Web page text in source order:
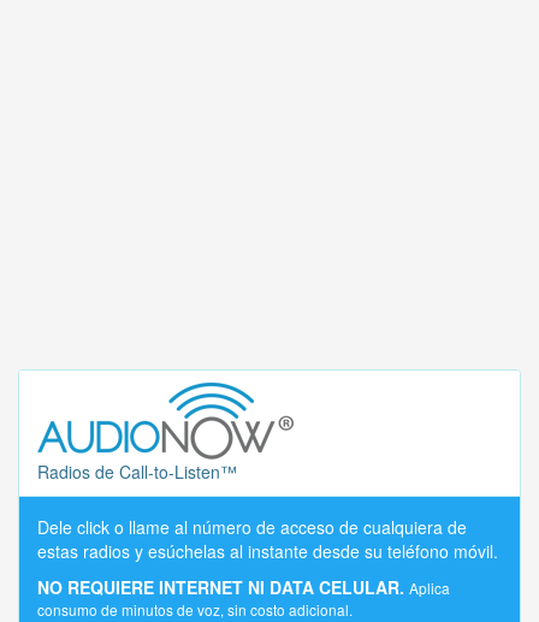
Radios de Call-to-Listen™
Dele click o llame al número de acceso de cualquiera de
estas radios y esúchelas al instante desde su teléfono móvil.
NO REQUIERE INTERNET NI DATA CELULAR. Aplica
consumo de minutos de voz, sin costo adicional.